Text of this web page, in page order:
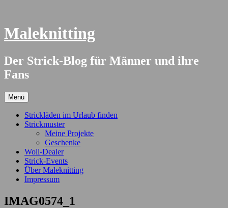
Inhalt
Maleknitting
Der Strick-Blog für Männer und ihre
Fans
Menü
Strickläden im Urlaub finden
Strickmuster
Meine Projekte
Geschenke
Woll-Dealer
Strick-Events
Über Maleknitting
Impressum
IMAG0574_1